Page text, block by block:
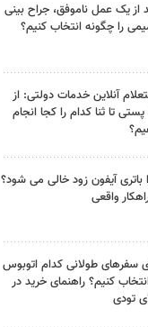
از یک عمل ناموفق، جراح بینی
را چگونه انتخاب کنیم؟
آنلاین خدمات دولتی: از
تا ثنا کدام را کجا انجام
باتری آیفون زود خالی می شود؟
سفرهای طولانی کدام اتوبوس
کنیم؟ راهنمای خرید در
تودی